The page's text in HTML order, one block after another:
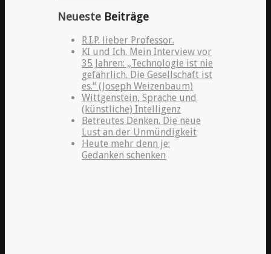
Neueste Beiträge
R.I.P. lieber Professor.
KI und Ich. Mein Interview vor
35 Jahren: „Technologie ist nie
gefährlich. Die Gesellschaft ist
es.“ (Joseph Weizenbaum)
Wittgenstein, Sprache und
(künstliche) Intelligenz
Betreutes Denken. Die neue
Lust an der Unmündigkeit
Heute mehr denn je:
Gedanken schenken